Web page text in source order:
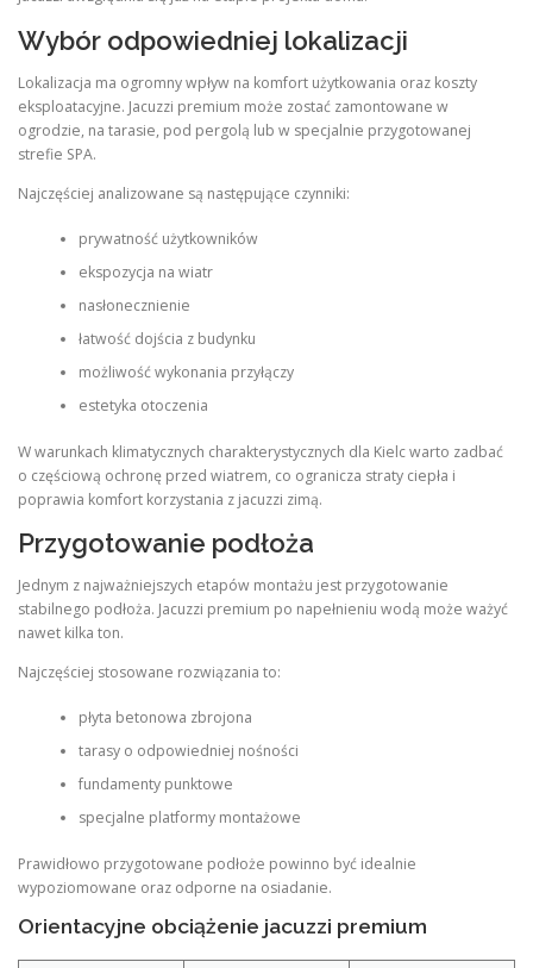
Wybór odpowiedniej lokalizacji
Lokalizacja ma ogromny wpływ na komfort użytkowania oraz koszty
eksploatacyjne. Jacuzzi premium może zostać zamontowane w
ogrodzie, na tarasie, pod pergolą lub w specjalnie przygotowanej
strefie SPA.
Najczęściej analizowane są następujące czynniki:
prywatność użytkowników
ekspozycja na wiatr
nasłonecznienie
łatwość dojścia z budynku
możliwość wykonania przyłączy
estetyka otoczenia
W warunkach klimatycznych charakterystycznych dla Kielc warto zadbać
o częściową ochronę przed wiatrem, co ogranicza straty ciepła i
poprawia komfort korzystania z jacuzzi zimą.
Przygotowanie podłoża
Jednym z najważniejszych etapów montażu jest przygotowanie
stabilnego podłoża. Jacuzzi premium po napełnieniu wodą może ważyć
nawet kilka ton.
Najczęściej stosowane rozwiązania to:
płyta betonowa zbrojona
tarasy o odpowiedniej nośności
fundamenty punktowe
specjalne platformy montażowe
Prawidłowo przygotowane podłoże powinno być idealnie
wypoziomowane oraz odporne na osiadanie.
Orientacyjne obciążenie jacuzzi premium